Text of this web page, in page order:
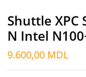
Shuttle XPC
N Intel
9.600,00 MDL